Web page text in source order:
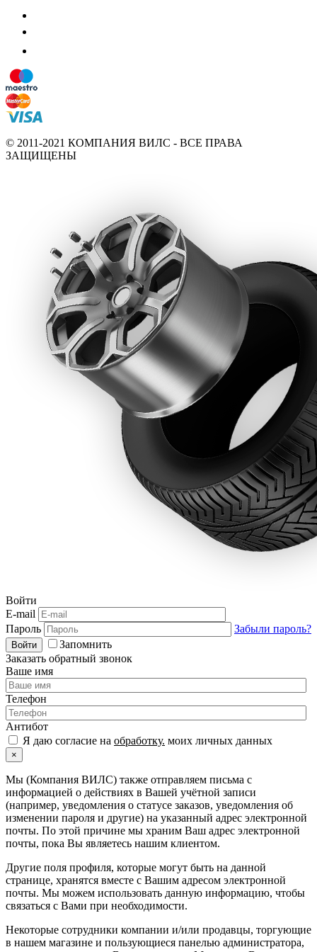
© 2011-2021 КОМПАНИЯ ВИЛС - ВСЕ ПРАВА
ЗАЩИЩЕНЫ
Войти
E-mail
Пароль
Забыли пароль?
Войти
Запомнить
Заказать обратный звонок
Ваше имя
Телефон
Антибот
Я даю согласие на обработку. моих личных данных
×
Мы (Компания ВИЛС) также отправляем письма с
информацией о действиях в Вашей учётной записи
(например, уведомления о статусе заказов, уведомления об
изменении пароля и другие) на указанный адрес электронной
почты. По этой причине мы храним Ваш адрес электронной
почты, пока Вы являетесь нашим клиентом.
Другие поля профиля, которые могут быть на данной
странице, хранятся вместе с Вашим адресом электронной
почты. Мы можем использовать данную информацию, чтобы
связаться с Вами при необходимости.
Некоторые сотрудники компании и/или продавцы, торгующие
в нашем магазине и пользующиеся панелью администратора,